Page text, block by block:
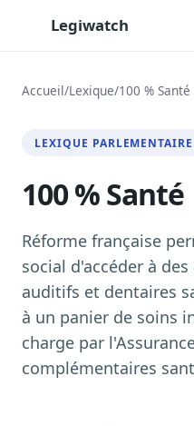
Legiwatch
Posez vos questions,
Transcriptions IA
Toutes les séances AN/
Synthèses IA
Résumés automatiques
Veille des matinales
9 interviews politiques,
Alertes personnalisées
Par dossier, personne, mot-
Accueil/Lexique/100 % Santé
LEXIQUE PARLEMENTAIRE
100 % Santé
Réforme française
social d'accéder à
auditifs et dentaires
à un panier de soins
charge par
complémentaires